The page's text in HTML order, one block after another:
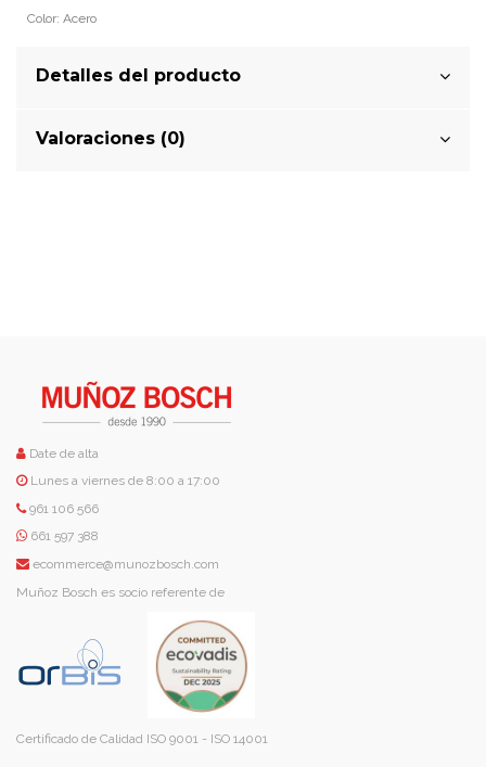
Color: Acero
Detalles del producto
Valoraciones (0)
Date de alta
Lunes a viernes de 8:00 a 17:00
961 106 566
661 597 388
ecommerce@munozbosch.com
Muñoz Bosch es socio referente de
Certificado de Calidad ISO 9001 - ISO 14001